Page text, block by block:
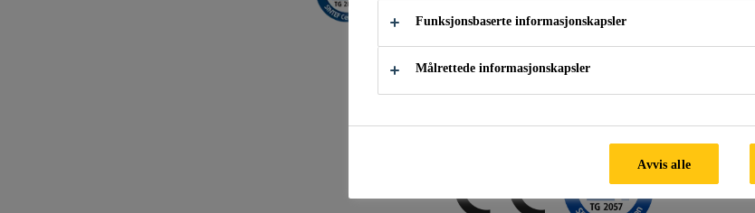
Polyesterarmering dimensjonert for høye
Funksjonsbaserte informasjonskapsler
Målrettede informasjonskapsler
Avvis alle